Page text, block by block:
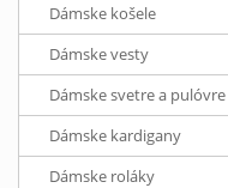
Dámske košele
Dámske vesty
Dámske svetre a pulóvre
Dámske kardigany
Dámske roláky